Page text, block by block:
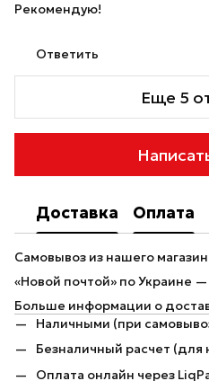
Рекомендую!
Ответить
Еще 5
Доставка Оплата
Самовывоз из нашего
«Новой почтой» по Украине —
Больше информации о
Наличными (при
Безналичный расчет (для
Оплата онлайн через